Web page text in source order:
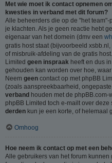
Met wie moet ik contact opnemen
kwesties in verband met dit forum?
Alle beheerders die op de "het
je klachten. Als je geen reactie hebt
eigenaar van het domein (dmv een
gratis host staat (bijvoorbeeld
of misbruik-afdeling van de gratis
Limited geen inspraak heeft en dus
gehouden kan worden over hoe,
Neem geen contact op met phpBB
(zoals aanspreekbaarheid,
verband houden met de phpBB.com-
phpBB Limited toch e-mailt over deze
derden kun je een korte, of helemaal
Omhoog
Hoe neem ik contact op met een
Alle gebruikers van het forum kunnen